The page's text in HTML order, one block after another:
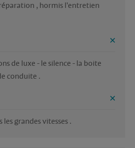
, hormis l'entretien
de luxe - le silence - la boite
conduite .
grandes vitesses .